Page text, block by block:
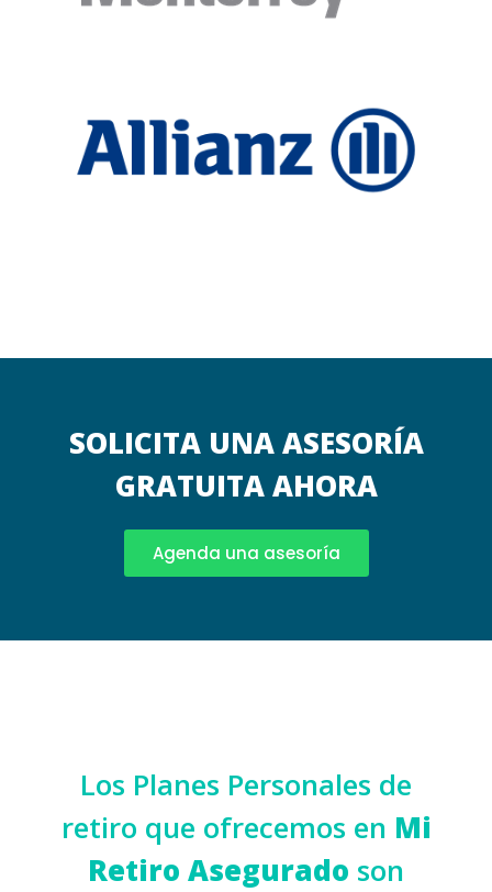
SOLICITA UNA ASESORÍA
GRATUITA AHORA
Agenda una asesoría
Los Planes Personales de
retiro que ofrecemos en Mi
Retiro Asegurado son